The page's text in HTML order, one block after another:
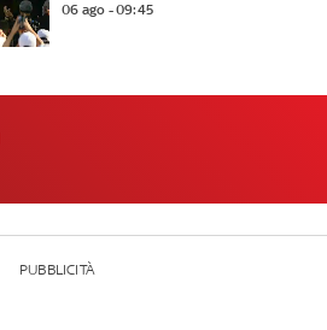
06 ago - 09:45
PUBBLICITÀ